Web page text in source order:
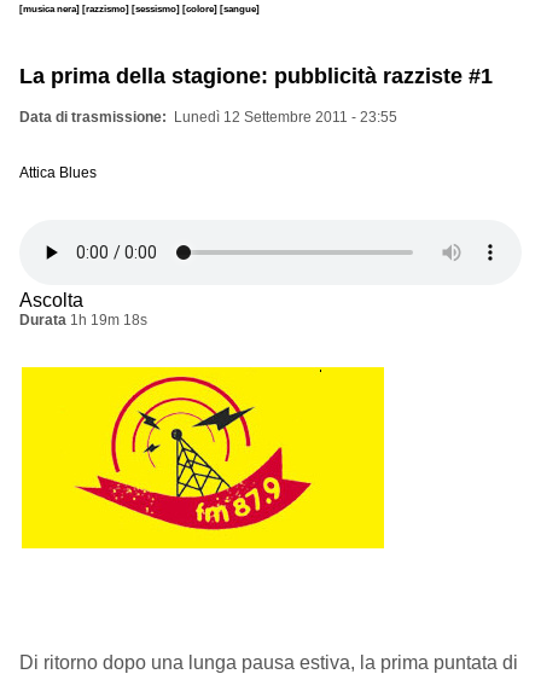
[musica nera] [razzismo] [sessismo] [colore] [sangue]
La prima della stagione: pubblicità razziste #1
Data di trasmissione Lunedì 12 Settembre 2011 - 23:55
Attica Blues
Ascolta
Durata 1h 19m 18s
Di ritorno dopo una lunga pausa estiva, la prima puntata di